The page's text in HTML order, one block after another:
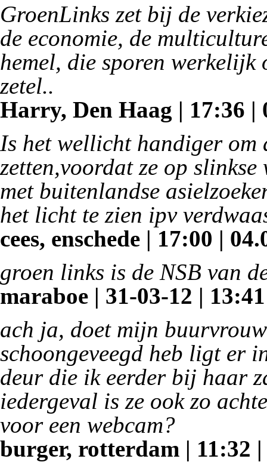
GroenLinks zet bij de
de economie, de
hemel, die sporen werkelijk
zetel..
Harry, Den Haag | 17:36 |
Is het wellicht handiger
zetten,voordat ze op
met buitenlandse
het licht te zien ipv
cees, enschede | 17:00 |
groen links is de NSB van
maraboe | 31-03-12 | 13:41
ach ja, doet mijn
schoongeveegd heb ligt er
deur die ik eerder bij haar
iedergeval is ze ook zo
voor een webcam?
burger, rotterdam | 11:32 |